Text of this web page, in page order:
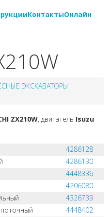
КонтактыОнлайн
ЭКСКАВАТОРЫ
ZX210W, двигатель Isuzu
4286128
4286130
4448336
4206080
4326739
4448402